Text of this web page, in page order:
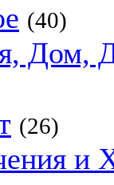
(40)
Дом,
(26)
и